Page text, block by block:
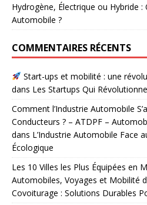
Hydrogène, Électrique ou Hybride :
Automobile ?
COMMENTAIRES RÉCENTS
Start-ups et mobilité : une
dans Les Startups Qui
Comment l’Industrie Automobile
Conducteurs ? – ATDPF –
dans L’Industrie Automobile Face
Écologique
Les 10 Villes les Plus Équipées en
Automobiles, Voyages et Mobilité
Covoiturage : Solutions Durables